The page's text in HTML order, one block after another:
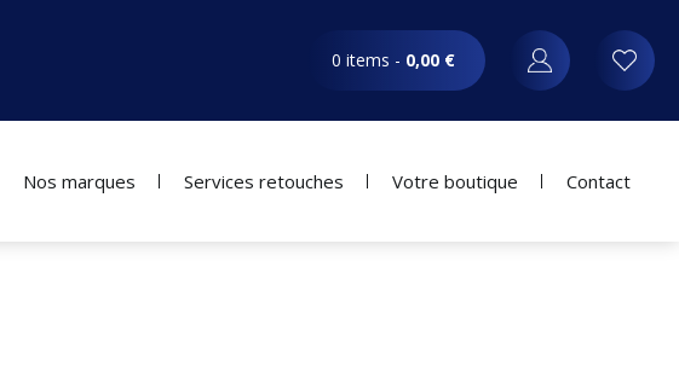
0 items - 0,00 €
Nos marques Services retouches Votre boutique Contact